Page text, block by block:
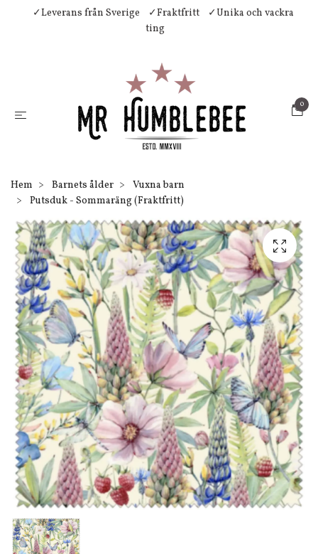
✓Leverans från Sverige ✓Fraktfritt
✓Unika och vackra
ting
0
Hem Barnets ålder
Vuxna barn
Putsduk - Sommaräng (Fraktfritt)